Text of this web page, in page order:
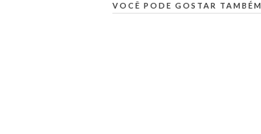
VOCÊ PODE GOSTAR TAMBÉM